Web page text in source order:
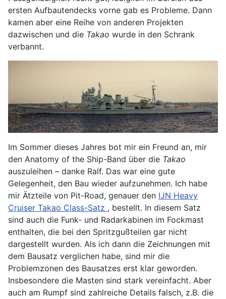
ersten Aufbautendecks vorne gab es Probleme. Dann
kamen aber eine Reihe von anderen Projekten
dazwischen und die Takao wurde in den Schrank
verbannt.
Im Sommer dieses Jahres bot mir ein Freund an, mir
den Anatomy of the Ship-Band über die Takao
auszuleihen – danke Ralf. Das war eine gute
Gelegenheit, den Bau wieder aufzunehmen. Ich habe
mir Ätzteile von Pit-Road, genauer den IJN Heavy
Cruiser Takao Class-Satz , bestellt. In diesem Satz
sind auch die Funk- und Radarkabinen im Fockmast
enthalten, die bei den Spritzgußteilen gar nicht
dargestellt wurden. Als ich dann die Zeichnungen mit
dem Bausatz verglichen habe, sind mir die
Problemzonen des Bausatzes erst klar geworden.
Insbesondere die Masten sind stark vereinfacht. Aber
auch am Rumpf sind zahlreiche Details falsch, z.B. die